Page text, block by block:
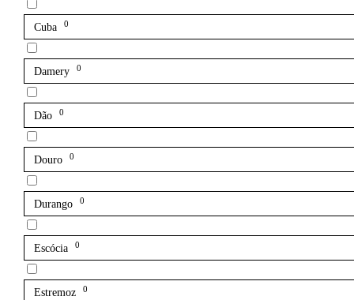
Cuba 0
Damery 0
Dão 0
Douro 0
Durango 0
Escócia 0
Estremoz 0